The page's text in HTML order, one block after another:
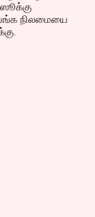
நிலமையை